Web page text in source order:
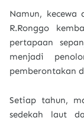
Namun, kecewa
R.Ronggo
pertapaan
menjadi
pemberontakan
Setiap tahun,
sedekah laut